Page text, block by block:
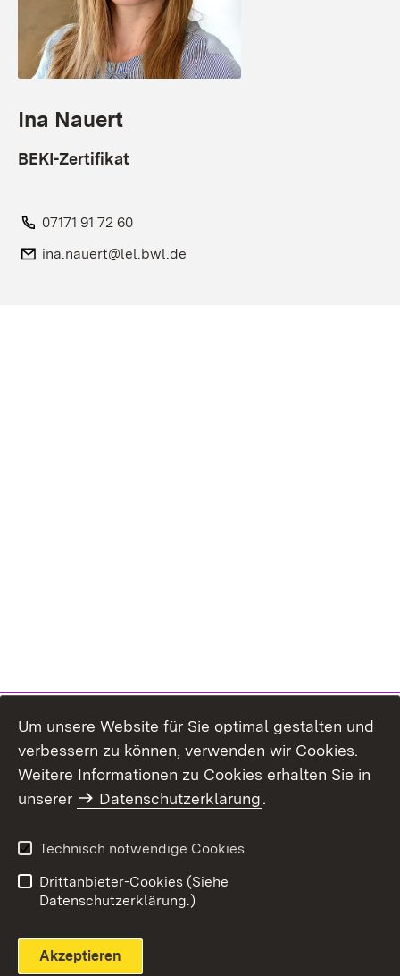
Ina Nauert
BEKI-Zertifikat
Telefon:
07171 91 72 60
E-Mail:
ina.nauert@lel.bwl.de
Themenübersicht
Um unsere Website für Sie optimal gestalten und
verbessern zu können, verwenden wir Cookies.
Weitere Informationen zu Cookies erhalten Sie in
unserer
Datenschutzerklärung.
Technisch notwendige Cookies
Drittanbieter-Cookies (Siehe
Datenschutzerklärung.)
Akzeptieren